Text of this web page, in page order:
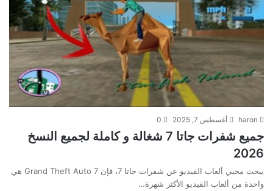
haron أغسطس 7, 2025 0
جميع شفرات جاتا 7 شغالة و كاملة لجميع النسخ
2026
يبحث محبي ألعاب الفيديو عن شفرات جاتا 7، فإن Grand Theft Auto 7 هي
واحدة من ألعاب الفيديو الأكثر شهرة…